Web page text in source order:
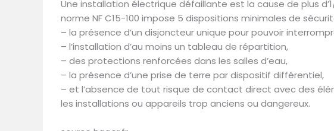
Une installation électrique défaillante est la cause de plus
norme NF C15-100 impose 5 dispositions minimales de
– la présence d’un disjoncteur unique pour pouvoir
– l’installation d’au moins un tableau de répartition,
– des protections renforcées dans les salles d’eau,
– la présence d’une prise de terre par dispositif différentiel,
– et l’absence de tout risque de contact direct avec des
les installations ou appareils trop anciens ou dangereux.